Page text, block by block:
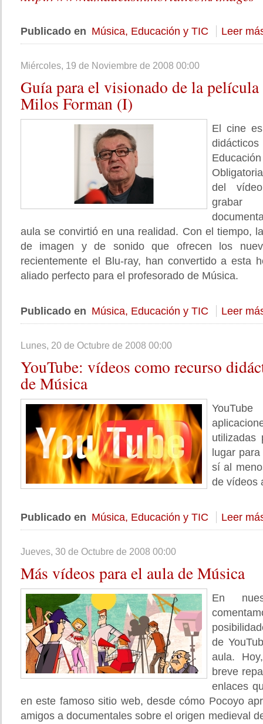
Publicado en Música, Educación y TIC Leer
Miércoles, 19 de Noviembre de 2008 00:00
Guíapara el visionado de la película
Milos Forman (I)
El cine
del
aula se convirtió en una realidad. Con el tiempo,
de imagen y de sonido que ofrecen los
recientemente el Blu-ray, han convertido a esta
aliado perfecto para el profesorado de Música.
Publicado en Música, Educación y TIC Leer
Lunes, 20 de Octubre de 2008 00:00
YouTube: vídeos como recurso
de Música
utilizadas
lugar
sí al
de vídeos
Publicado en Música, Educación y TIC Leer
Jueves, 30 de Octubre de 2008 00:00
Más vídeos para el aula de Música
En
de
aula.
breve
enlaces
en este famoso sitio web, desde cómo Pocoyo
amigos a documentales sobre el origen medieval